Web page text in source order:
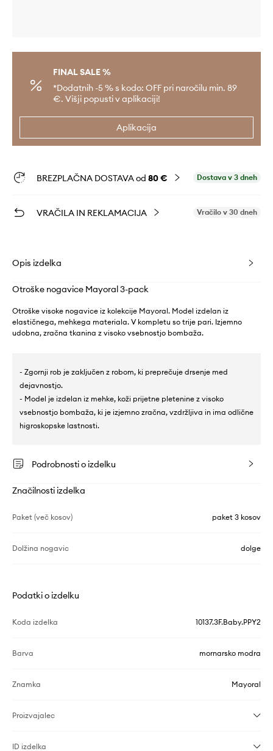
FINAL SALE %
*Dodatnih -5 % s kodo: OFF pri naročilu min. 89
€. Višji popusti v aplikaciji!
Aplikacija
BREZPLAČNA DOSTAVA od 80 € Dostava v 3 dneh
VRAČILA IN REKLAMACIJA Vračilo v 30 dneh
Opis izdelka
Otroške nogavice Mayoral 3-pack
Otroške visoke nogavice iz kolekcije Mayoral. Model izdelan iz
elastičnega, mehkega materiala. V kompletu so trije pari. Izjemno
udobna, zračna tkanina z visoko vsebnostjo bombaža.
- Zgornji rob je zaključen z robom, ki preprečuje drsenje med
dejavnostjo.
- Model je izdelan iz mehke, koži prijetne pletenine z visoko
vsebnostjo bombaža, ki je izjemno zračna, vzdržljiva in ima odlične
higroskopske lastnosti.
Podrobnosti o izdelku
Značilnosti izdelka
Paket (več kosov) paket 3 kosov
Dolžina nogavic dolge
Podatki o izdelku
Koda izdelka 10137.3F.Baby.PPY2
Barva mornarsko modra
Znamka Mayoral
Proizvajalec
ID izdelka